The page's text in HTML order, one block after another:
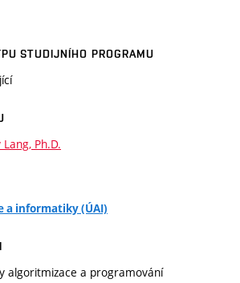
STUDIJNÍHO PROGRAMU
Ph.D.
a informatiky (ÚAI)
algoritmizace a programování